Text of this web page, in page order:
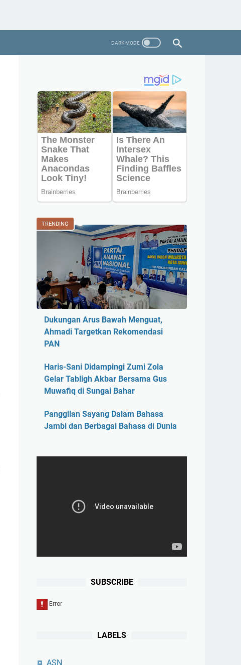
TRENDING
Dukungan Arus Bawah Menguat,
Ahmadi Targetkan Rekomendasi
PAN
Haris-Sani Didampingi Zumi Zola
Gelar Tabligh Akbar Bersama Gus
Muwafiq di Sungai Bahar
Panggilan Sayang Dalam Bahasa
Jambi dan Berbagai Bahasa di Dunia
SUBSCRIBE
LABELS
ASN